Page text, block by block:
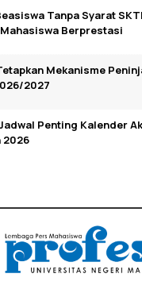
Tanpa Syarat
Berprestasi
Mekanisme
2027
Penting Kalender
2026